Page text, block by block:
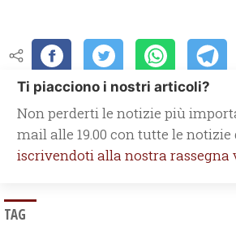
Ti piacciono i nostri articoli?
Non perderti le notizie più
mail alle 19.00 con tutte le
iscrivendoti alla nostra rassegna
TAG